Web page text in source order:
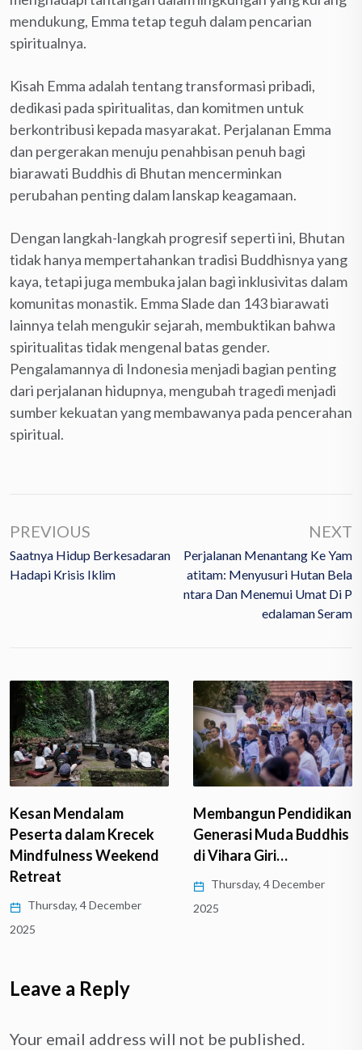
mendukung, Emma tetap teguh dalam pencarian
spiritualnya.
Kisah Emma adalah tentang transformasi pribadi,
dedikasi pada spiritualitas, dan komitmen untuk
berkontribusi kepada masyarakat. Perjalanan Emma
dan pergerakan menuju penahbisan penuh bagi
biarawati Buddhis di Bhutan mencerminkan
perubahan penting dalam lanskap keagamaan.
Dengan langkah-langkah progresif seperti ini, Bhutan
tidak hanya mempertahankan tradisi Buddhisnya yang
kaya, tetapi juga membuka jalan bagi inklusivitas dalam
komunitas monastik. Emma Slade dan 143 biarawati
lainnya telah mengukir sejarah, membuktikan bahwa
spiritualitas tidak mengenal batas gender.
Pengalamannya di Indonesia menjadi bagian penting
dari perjalanan hidupnya, mengubah tragedi menjadi
sumber kekuatan yang membawanya pada pencerahan
spiritual.
PREVIOUS
Saatnya Hidup Berkesadaran
Hadapi Krisis Iklim
NEXT
Perjalanan Menantang Ke Yam
Atitam: Menyusuri Hutan Bela
Ntara Dan Menemui Umat Di P
Edalaman Seram
Kesan Mendalam
Peserta dalam Krecek
Mindfulness Weekend
Retreat
Thursday, 4 December
2025
Membangun Pendidikan
Generasi Muda Buddhis
di Vihara Giri…
Thursday, 4 December
2025
Leave a Reply
Your email address will not be published.